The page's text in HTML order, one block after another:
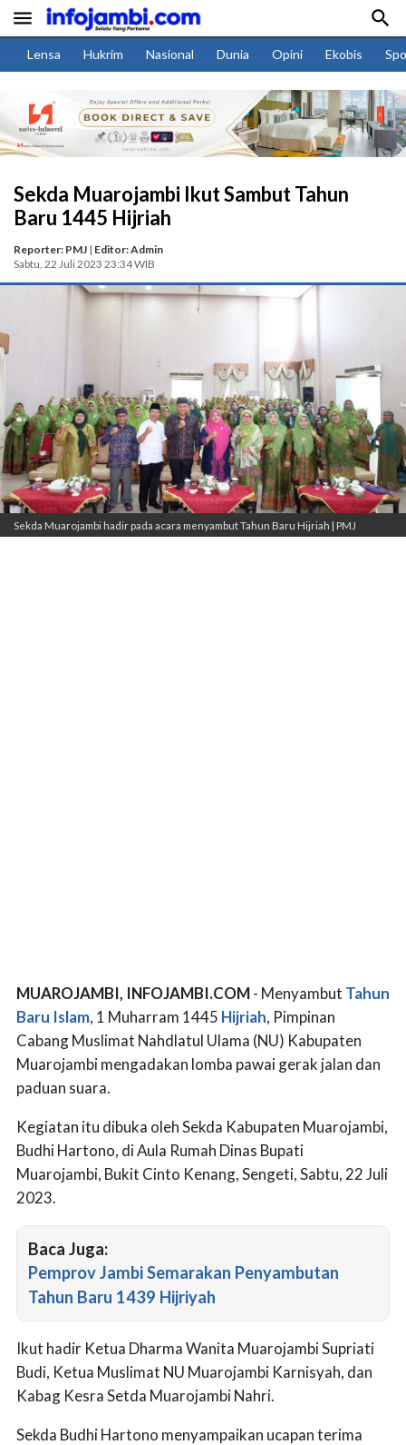
 
Lensa Hukrim Nasional Dunia Opini Ekobis
Sekda Muarojambi Ikut Sambut Tahun
Baru 1445 Hijriah
Reporter: PMJ | Editor: Admin
Sabtu, 22 Juli 2023 23:34 WIB
Sekda Muarojambi hadir pada acara menyambut Tahun Baru Hijriah | PMJ
MUAROJAMBI, INFOJAMBI.COM- Menyambut Tahun
Baru Islam, 1 Muharram 1445 Hijriah, Pimpinan
Cabang Muslimat Nahdlatul Ulama (NU) Kabupaten
Muarojambi mengadakan lomba pawai gerak jalan dan
paduan suara.
Kegiatan itu dibuka oleh Sekda Kabupaten Muarojambi,
Budhi Hartono, di Aula Rumah Dinas Bupati
Muarojambi, Bukit Cinto Kenang, Sengeti, Sabtu, 22 Juli
2023.
Baca Juga:
Pemprov Jambi Semarakan Penyambutan
Tahun Baru 1439 Hijriyah
Ikut hadir Ketua Dharma Wanita Muarojambi Supriati
Budi, Ketua Muslimat NU Muarojambi Karnisyah, dan
Kabag Kesra Setda Muarojambi Nahri.
Sekda Budhi Hartono menyampaikan ucapan terima